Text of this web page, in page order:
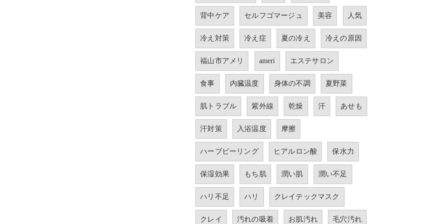
背中ケア セルフゴマージュ 美容 人気
冷え対策 冷え症 夏の冷え 冷えの原因
福山市アメリ ameri エステサロン
食事 内臓温度 身体の不調 夏野菜
肌トラブル 紫外線 乾燥 汗 あせも
汗対策 入浴温度 摩擦
ハーブピーリング ヒアルロン酸 保水力
保湿効果 もち肌 潤い肌 潤い不足
ハリ不足 ハリ クレイテックマスク
クレイ 汚れの吸着 お肌汚れ 毛穴汚れ